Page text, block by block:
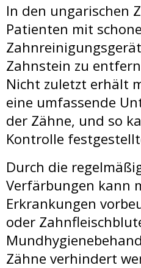
In den ungarischen
Patienten mit
Zahnstein zu
Nicht zuletzt erhält
eine umfassende
der Zähne, und so
Kontrolle
Durch die
Verfärbungen kann
Erkrankungen
oder
Zähne verhindert